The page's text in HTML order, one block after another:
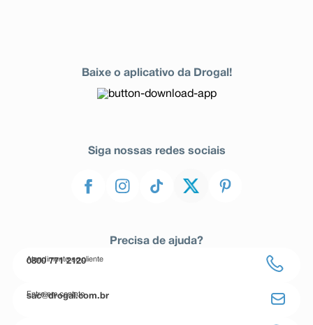
Baixe o aplicativo da Drogal!
Siga nossas redes sociais
Precisa de ajuda?
Atendimento ao cliente
0800 771 2120
Entre em contato
sac@drogal.com.br